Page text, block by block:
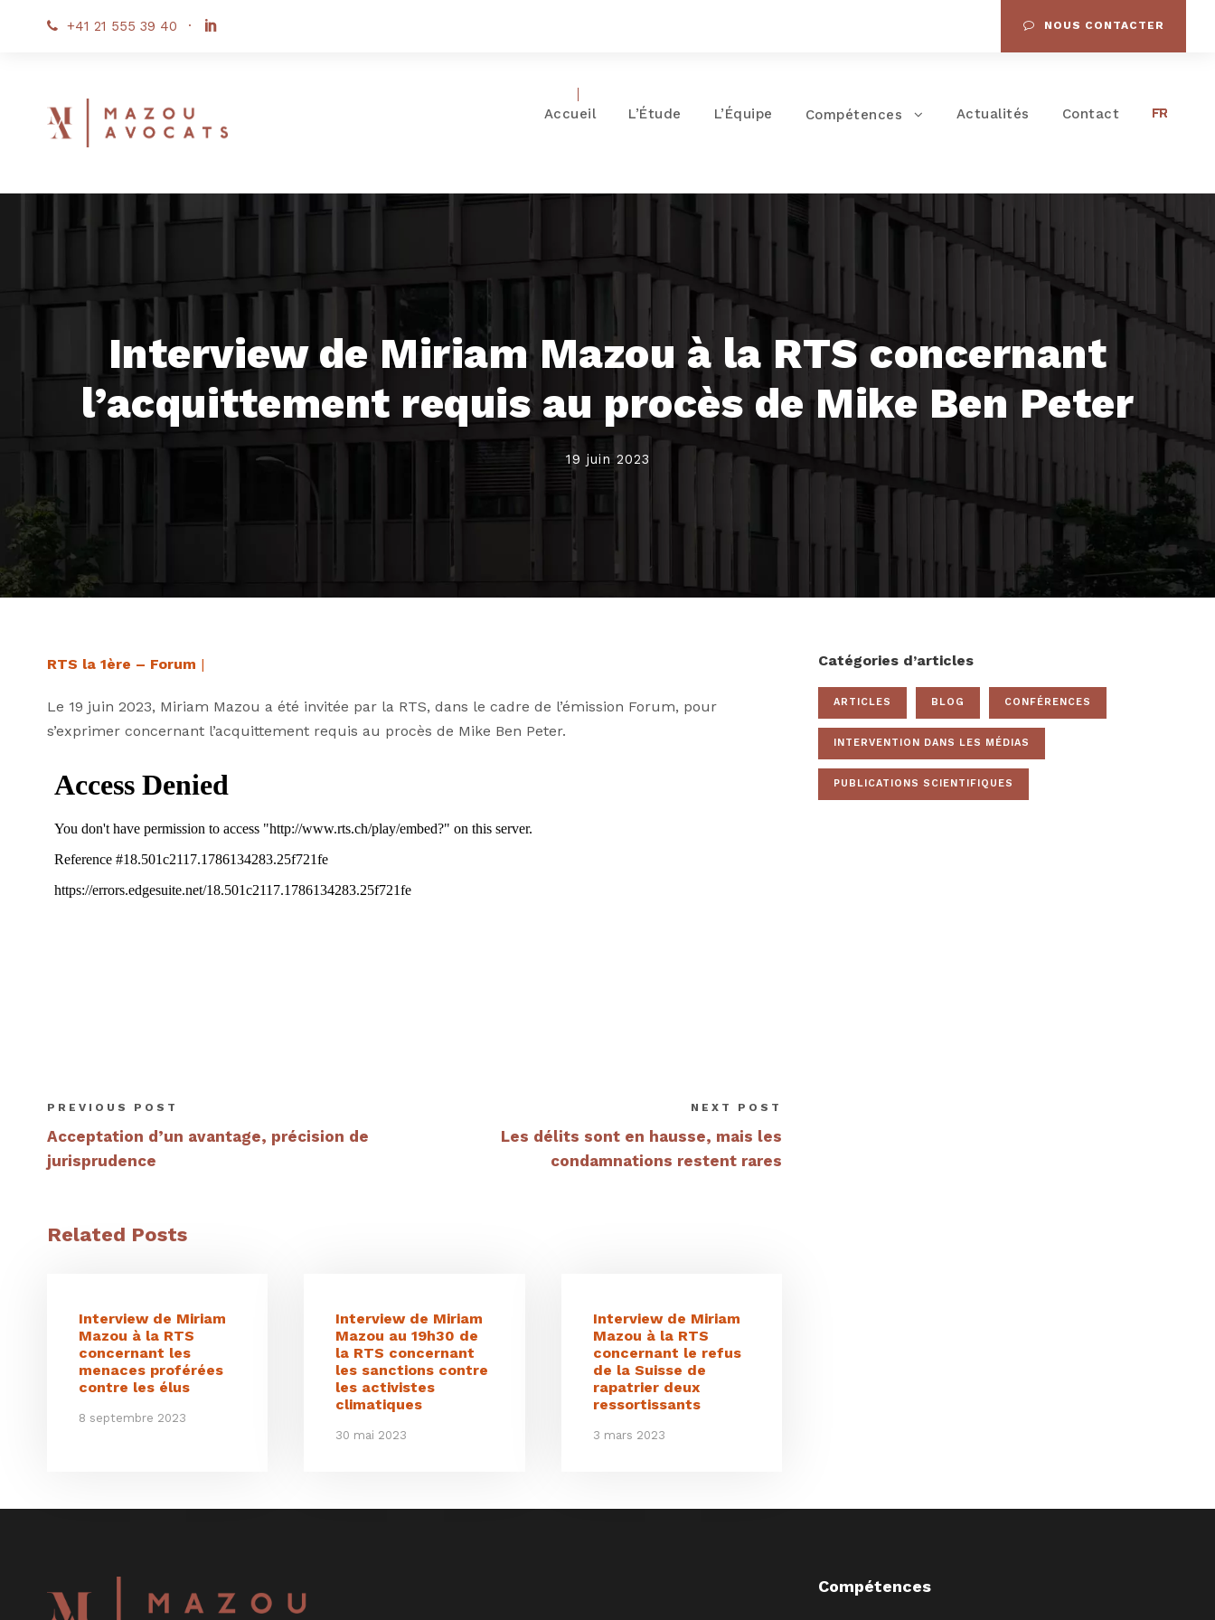
+41 21 555 39 40 · NOUS CONTACTER
Accueil L’Étude L’Équipe Compétences Actualités Contact
Interview de Miriam Mazou à la RTS concernant
l’acquittement requis au procès de Mike Ben Peter
19 juin 2023
RTS la 1ère – Forum |
Le 19 juin 2023, Miriam Mazou a été invitée par la RTS, dans le cadre de l’émission Forum, pour
s’exprimer concernant l’acquittement requis au procès de Mike Ben Peter.
PREVIOUS POST
Acceptation d’un avantage, précision de
jurisprudence
NEXT POST
Les délits sont en hausse, mais les
condamnations restent rares
Related Posts
Interview de Miriam
Mazou à la RTS
concernant les
menaces proférées
contre les élus
8 septembre 2023
Interview de Miriam
Mazou au 19h30 de
la RTS concernant
les sanctions contre
les activistes
climatiques
30 mai 2023
Interview de Miriam
Mazou à la RTS
concernant le refus
de la Suisse de
rapatrier deux
ressortissants
3 mars 2023
Catégories d’articles
ARTICLES BLOG CONFÉRENCES
INTERVENTION DANS LES MÉDIAS
PUBLICATIONS SCIENTIFIQUES
Compétences